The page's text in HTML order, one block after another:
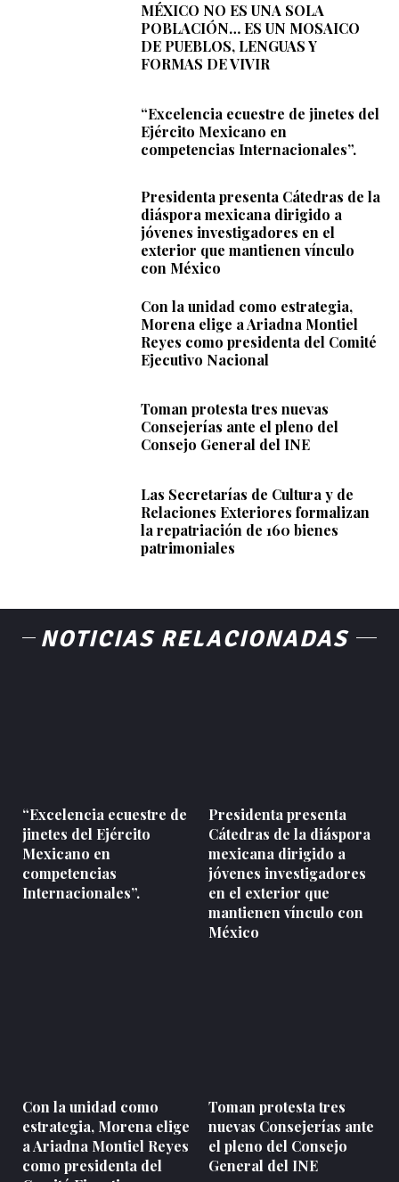
MÉXICO NO ES UNA SOLA
POBLACIÓN… ES UN MOSAICO
DE PUEBLOS, LENGUAS Y
FORMAS DE VIVIR
“Excelencia ecuestre de jinetes del
Ejército Mexicano en
competencias Internacionales”.
Presidenta presenta Cátedras de la
diáspora mexicana dirigido a
jóvenes investigadores en el
exterior que mantienen vínculo
con México
Con la unidad como estrategia,
Morena elige a Ariadna Montiel
Reyes como presidenta del Comité
Ejecutivo Nacional
Toman protesta tres nuevas
Consejerías ante el pleno del
Consejo General del INE
Las Secretarías de Cultura y de
Relaciones Exteriores formalizan
la repatriación de 160 bienes
patrimoniales
NOTICIAS RELACIONADAS
“Excelencia ecuestre de
jinetes del Ejército
Mexicano en
competencias
Internacionales”.
Presidenta presenta
Cátedras de la diáspora
mexicana dirigido a
jóvenes investigadores
en el exterior que
mantienen vínculo con
México
Con la unidad como
estrategia, Morena elige
a Ariadna Montiel Reyes
como presidenta del
Toman protesta tres
nuevas Consejerías ante
el pleno del Consejo
General del INE